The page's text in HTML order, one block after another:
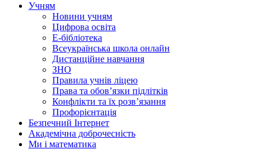
Учням
Новини учням
Цифрова освіта
E-бібліотека
Всеукраїнська школа онлайн
Дистанційне навчання
ЗНО
Правила учнів ліцею
Права та обов’язки підлітків
Конфлікти та їх розв’язання
Профорієнтація
Безпечний Інтернет
Академічна доброчесність
Ми і математика